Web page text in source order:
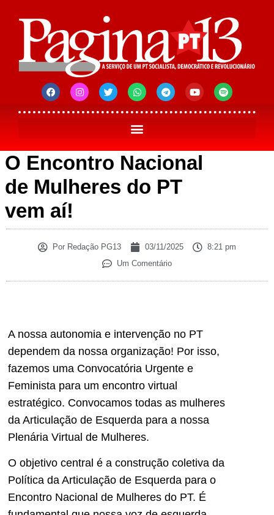
O Encontro Nacional
de Mulheres do PT
vem aí!
Por Redação PG13 03/11/2025
8:21 pm
Um Comentário
A nossa autonomia e intervenção no PT
dependem da nossa organização! Por isso,
fazemos uma Convocatória Urgente e
Feminista para um encontro virtual
estratégico. Convocamos todas as mulheres
da Articulação de Esquerda para a nossa
Plenária Virtual de Mulheres.
O objetivo central é a construção coletiva da
Política da Articulação de Esquerda para o
Encontro Nacional de Mulheres do PT. É